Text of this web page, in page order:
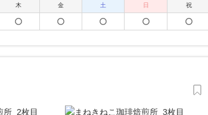
木 金 土 日 祝